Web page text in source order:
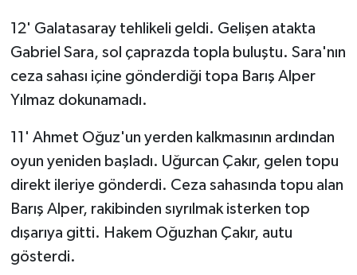
12' Galatasaray tehlikeli geldi. Gelişen atakta
Gabriel Sara, sol çaprazda topla buluştu. Sara'nın
ceza sahası içine gönderdiği topa Barış Alper
Yılmaz dokunamadı.
11' Ahmet Oğuz'un yerden kalkmasının ardından
oyun yeniden başladı. Uğurcan Çakır, gelen topu
direkt ileriye gönderdi. Ceza sahasında topu alan
Barış Alper, rakibinden sıyrılmak isterken top
dışarıya gitti. Hakem Oğuzhan Çakır, autu
gösterdi.